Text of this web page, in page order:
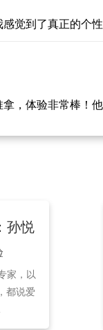
觉到了真正的个
，体验非常棒！
孙悦
家，以
都说爱